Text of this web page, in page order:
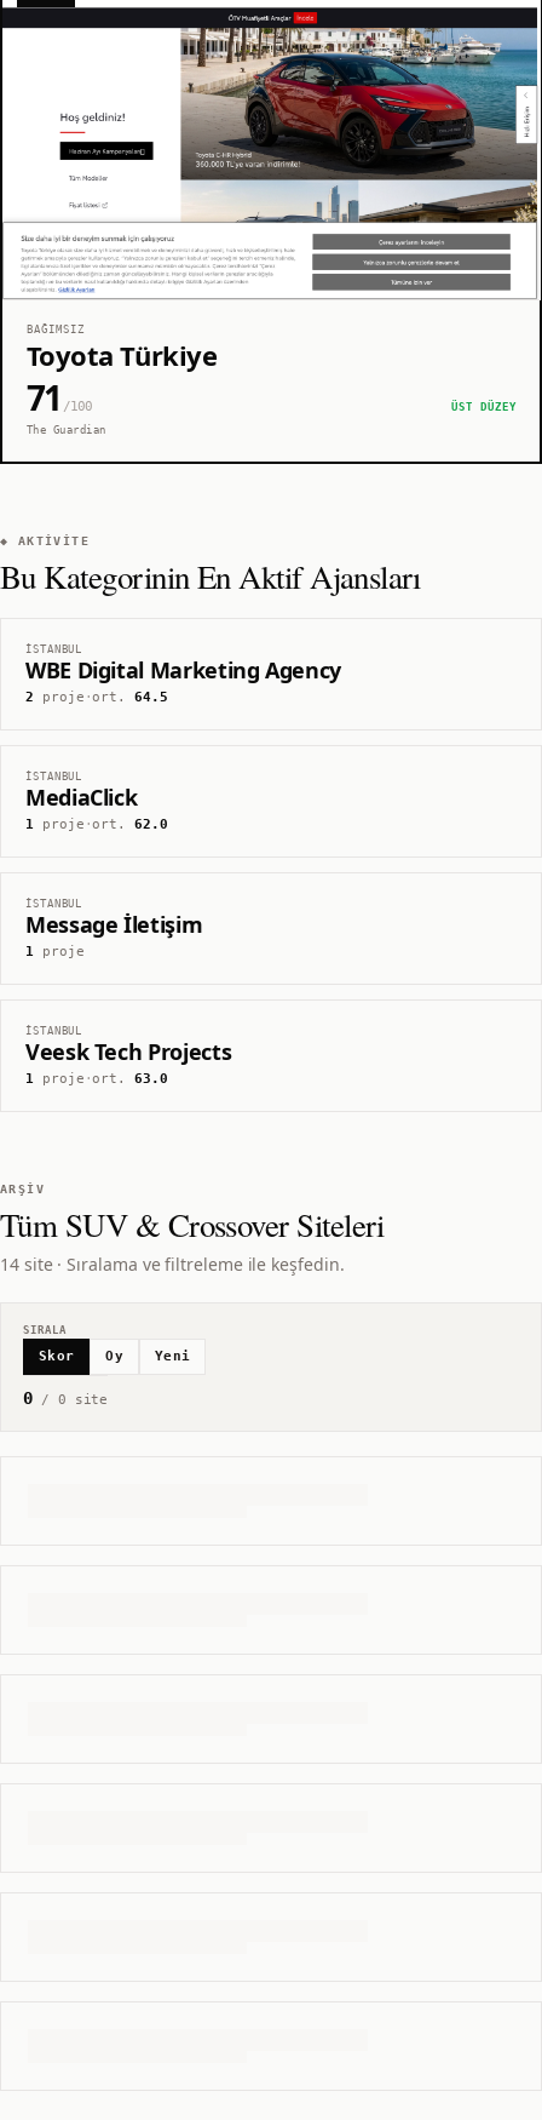
BAĞIMSIZ
Toyota Türkiye
71 /100
ÜST DÜZEY
The Guardian
◆ AKTIVITE
Bu Kategorinin En Aktif Ajansları
İSTANBUL
WBE Digital Marketing Agency
2 proje ·ort.64.5
İSTANBUL
MediaClick
1proje ·ort.62.0
İSTANBUL
Message İletişim
1proje
İSTANBUL
Veesk Tech Projects
1proje ·ort.63.0
ARŞIV
TümSUV & CrossoverSiteleri
14 site · Sıralama ve filtreleme ile keşfedin.
SIRALA
Skor Oy Yeni
0/ 0 site